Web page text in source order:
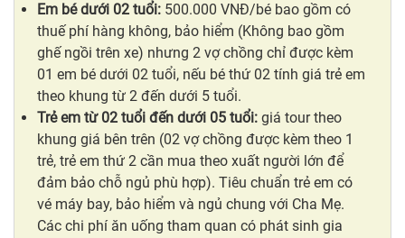
Em bé dưới 02 tuổi: 500.000 VNĐ/bé bao gồm có
thuế phí hàng không, bảo hiểm (Không bao gồm
ghế ngồi trên xe) nhưng 2 vợ chồng chỉ được kèm
01 em bé dưới 02 tuổi, nếu bé thứ 02 tính giá trẻ em
theo khung từ 2 đến dưới 5 tuổi.
Trẻ em từ 02 tuổi đến dưới 05 tuổi: giá tour theo
khung giá bên trên (02 vợ chồng được kèm theo 1
trẻ, trẻ em thứ 2 cần mua theo xuất người lớn để
đảm bảo chỗ ngủ phù hợp). Tiêu chuẩn trẻ em có
vé máy bay, bảo hiểm và ngủ chung với Cha Mẹ.
Các chi phí ăn uống tham quan có phát sinh gia